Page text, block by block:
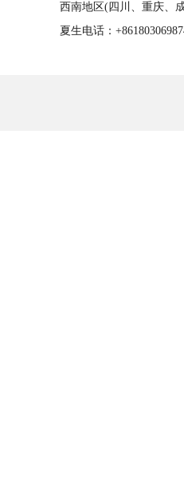
西南地区(四川、重庆、
夏生电话：